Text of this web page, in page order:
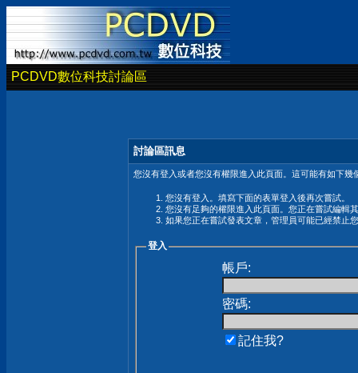
PCDVD數位科技討論區
討論區訊息
您沒有登入或者您沒有權限進入此頁面。這可能有如下幾
您沒有登入。填寫下面的表單登入後再次嘗試。
您沒有足夠的權限進入此頁面。您正在嘗試編輯
如果您正在嘗試發表文章，管理員可能已經禁止
登入
帳戶:
密碼:
記住我?